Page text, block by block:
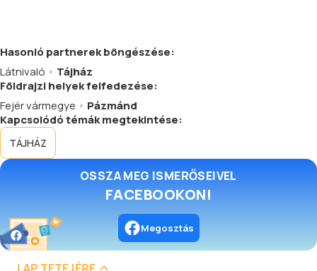
Hasonló partnerekböngészése:
Látnivaló
Tájház
Földrajzi helyek felfedezése:
Fejér vármegye
Pázmánd
Kapcsolódó témák megtekintése:
TÁJHÁZ
OSSZA MEG ISMERŐSEIVEL
FACEBOOKON!
Megosztás